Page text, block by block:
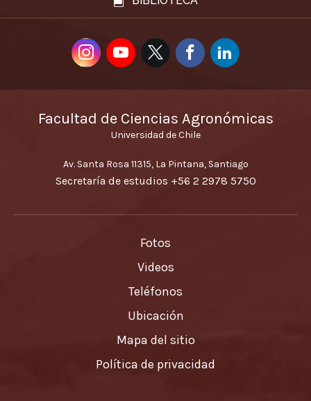
Facultad de Ciencias Agronómicas
Universidad de Chile
Av. Santa Rosa 11315, La Pintana, Santiago
Secretaría de estudios +56 2 2978 5750
Fotos
Videos
Teléfonos
Ubicación
Mapa del sitio
Política de privacidad